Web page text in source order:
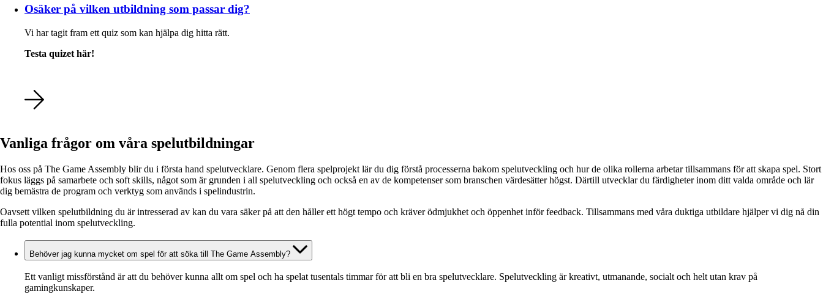
Osäker på vilken utbildning som passar dig?
Vi har tagit fram ett quiz som kan hjälpa dig hitta rätt.
Testa quizet här!
Vanliga frågor om våra spelutbildningar
Hos oss på The Game Assembly blir du i första hand spelutvecklare. Genom flera spelprojekt lär du dig förstå processerna bakom spelutveckling och hur de olika rollerna arbetar tillsammans för att skapa spel. Stort
fokus läggs på samarbete och soft skills, något som är grunden i all spelutveckling och också en av de kompetenser som branschen värdesätter högst. Därtill utvecklar du färdigheter inom ditt valda område och lär
dig bemästra de program och verktyg som används i spelindustrin.
Oavsett vilken spelutbildning du är intresserad av kan du vara säker på att den håller ett högt tempo och kräver ödmjukhet och öppenhet inför feedback. Tillsammans med våra duktiga utbildare hjälper vi dig nå din
fulla potential inom spelutveckling.
Behöver jag kunna mycket om spel för att söka till The Game Assembly?
Ett vanligt missförstånd är att du behöver kunna allt om spel och ha spelat tusentals timmar för att bli en bra spelutvecklare. Spelutveckling är kreativt, utmanande, socialt och helt utan krav på
gamingkunskaper.